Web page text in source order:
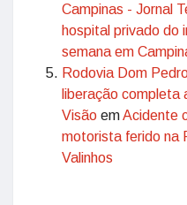
Campinas - Jornal
hospital privado do
semana em
Rodovia Dom
liberação completa
Visão emAcidente
motorista ferido na
Valinhos